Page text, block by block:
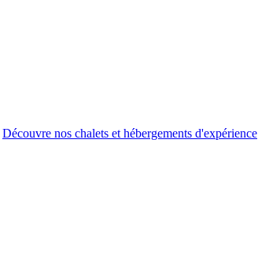
Découvre nos chalets et hébergements d'expérience